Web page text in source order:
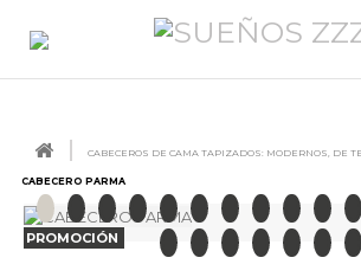
CABECEROS DE CAMA TAPIZADOS: MODERNOS, DE
CABECERO PARMA
PROMOCIÓN